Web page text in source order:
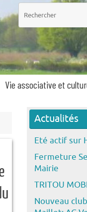
Vie associative et
Actualités
Eté actif sur
Fermeture
Mairie
TRITOU
Nouveau